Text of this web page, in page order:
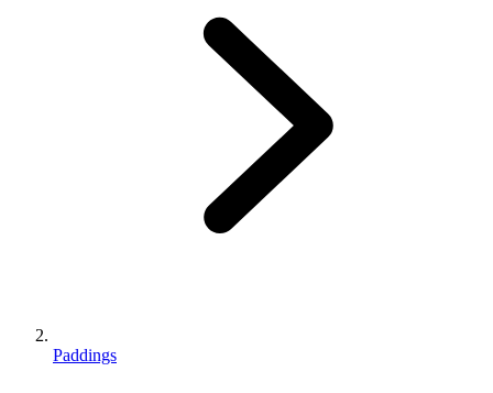
Paddings